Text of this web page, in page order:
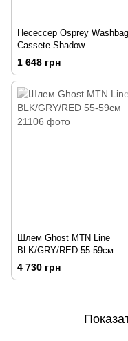
Несессер Osprey Washbag
Cassete Shadow
1 648 грн
Шлем Ghost MTN Line
BLK/GRY/RED 55-59см
4 730 грн